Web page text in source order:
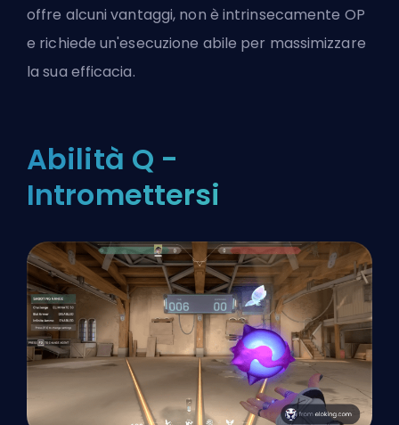
offre alcuni vantaggi, non è intrinsecamente OP
e richiede un'esecuzione abile per massimizzare
la sua efficacia.
Abilità Q -
Intromettersi